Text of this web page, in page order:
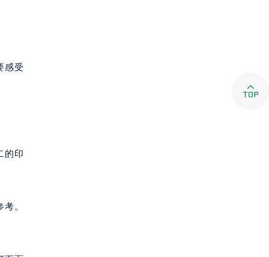
感受
的印
。
